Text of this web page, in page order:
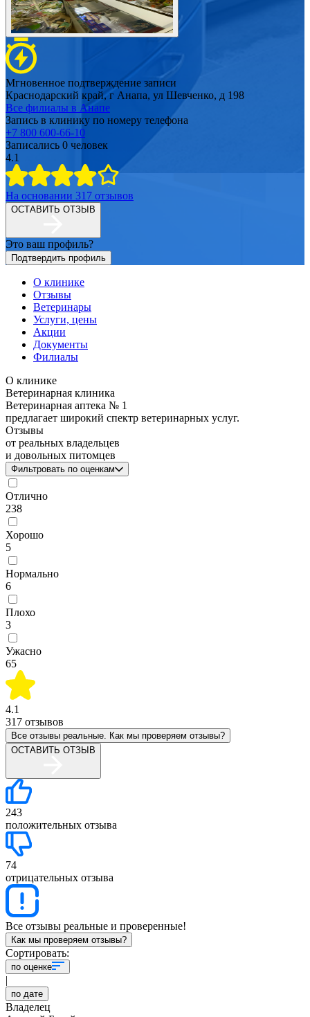
Мгновенное подтверждение записи
Краснодарский край, г Анапа, ул Шевченко, д 198
Все филиалы в Анапе
Запись в клинику по номеру телефона
+7 800 600-66-10
Записались 0 человек
4.1
На основании 317 отзывов
ОСТАВИТЬ ОТЗЫВ
Это ваш профиль?
Подтвердить профиль
О клинике
Отзывы
Ветеринары
Услуги, цены
Акции
Документы
Филиалы
О клинике
Ветеринарная клиника
Ветеринарная аптека № 1
предлагает широкий спектр ветеринарных услуг.
Отзывы
от реальных владельцев
и довольных питомцев
Фильтровать по оценкам
Отлично
238
Хорошо
5
Нормально
6
Плохо
3
Ужасно
65
4.1
317 отзывов
Все отзывы реальные. Как мы проверяем отзывы?
ОСТАВИТЬ ОТЗЫВ
243
положительных отзыва
74
отрицательных отзыва
Все отзывы реальные и проверенные!
Как мы проверяем отзывы?
Сортировать:
по оценке
|
по дате
Владелец